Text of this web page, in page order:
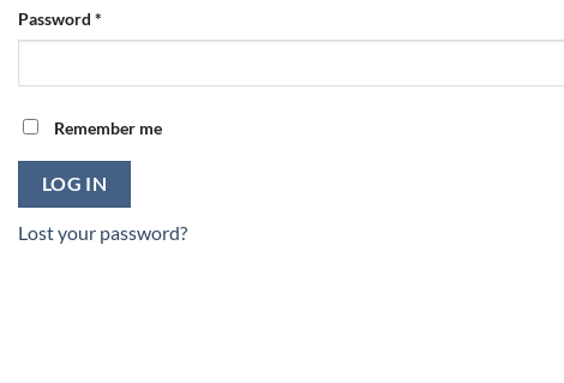
Password *
Remember me
LOG IN
Lost your password?